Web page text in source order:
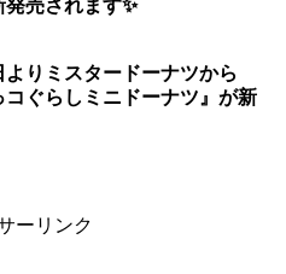
発売されます✨
よりミスタードーナツから
コぐらしミニドーナツ』が新
ーリンク